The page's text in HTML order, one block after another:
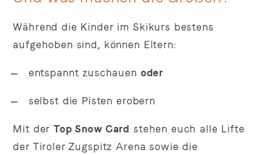
Während die Kinder im Skikurs bestens
aufgehoben sind, können Eltern:
entspannt zuschauen oder
selbst die Pisten erobern
Mit derTop Snow Card stehen euch alle Lifte
der Tiroler Zugspitz Arena sowie die